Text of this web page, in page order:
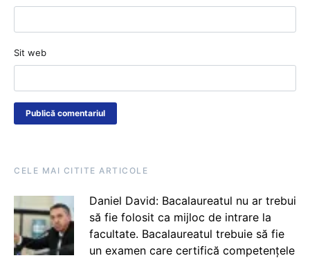
Sit web
CELE MAI CITITE ARTICOLE
Daniel David: Bacalaureatul nu ar trebui
să fie folosit ca mijloc de intrare la
facultate. Bacalaureatul trebuie să fie
un examen care certifică competențele